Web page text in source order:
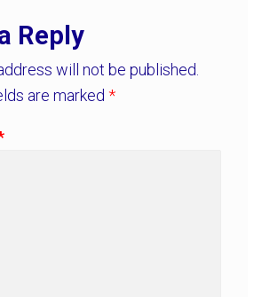
Reply
will not be published.
are marked *